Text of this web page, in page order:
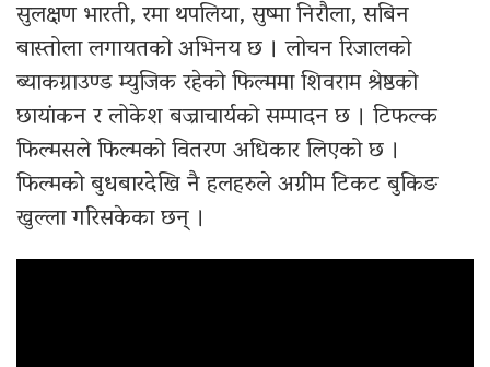
सुलक्षण भारती, रमा थपलिया, सुष्मा निरौला, सबिन
बास्तोला लगायतको अभिनय छ । लोचन रिजालको
ब्याकग्राउण्ड म्युजिक रहेको फिल्ममा शिवराम श्रेष्ठको
छायांकन र लोकेश बज्राचार्यको सम्पादन छ । टिफल्क
फिल्मसले फिल्मको वितरण अधिकार लिएको छ ।
फिल्मको बुधबारदेखि नै हलहरुले अग्रीम टिकट बुकिङ
खुल्ला गरिसकेका छन् ।